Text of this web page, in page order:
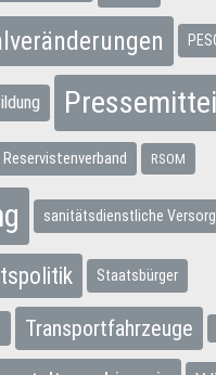
Reservistenverband RSOM
sanitätsdienstliche
Staatsbürger
Transportfahrzeuge